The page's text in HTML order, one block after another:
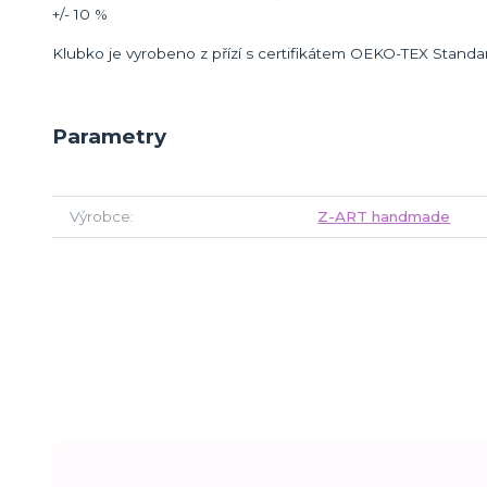
+/- 10 %
Klubko je vyrobeno z přízí s certifikátem OEKO-TEX
Parametry
Výrobce Z-ART handmade